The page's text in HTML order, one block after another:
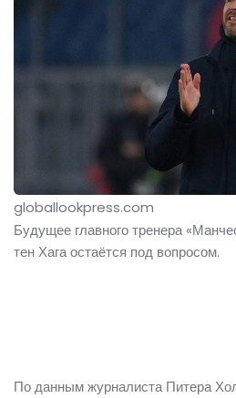
globallookpress.com
Будущее главного тренера
тен Хага остаётся под вопросом.
По данным журналиста Питера